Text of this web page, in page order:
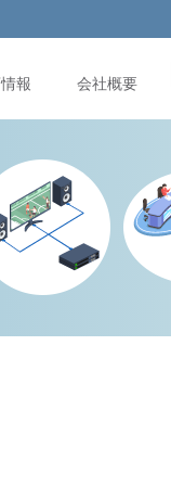
報 会社概要